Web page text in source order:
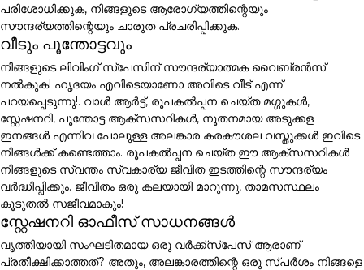
പരിശോധിക്കുക, നിങ്ങളുടെ ആരോഗ്യത്തിന്റെയും
സൗന്ദര്യത്തിന്റെയും ചാരുത പ്രചരിപ്പിക്കുക.
വീടും പൂന്തോട്ടവും
നിങ്ങളുടെ ലിവിംഗ് സ്പേസിന് സൗന്ദര്യാത്മക വൈബ്രൻസ്
നൽകുക! ഹൃദയം എവിടെയാണോ അവിടെ വീട് എന്ന്
പറയപ്പെടുന്നു!. വാൾ ആർട്ട്, രൂപകൽപ്പന ചെയ്ത മഗ്ഗുകൾ,
സ്റ്റേഷനറി, പൂന്തോട്ട ആക്സസറികൾ, നൂതനമായ അടുക്കള
ഇനങ്ങൾ എന്നിവ പോലുള്ള അലങ്കാര കരകൗശല വസ്തുക്കൾ ഇവിടെ
നിങ്ങൾക്ക് കണ്ടെത്താം. രൂപകൽപ്പന ചെയ്ത ഈ ആക്സസറികൾ
നിങ്ങളുടെ സ്വന്തം സ്വകാര്യ ജീവിത ഇടത്തിന്റെ സൗന്ദര്യം
വർദ്ധിപ്പിക്കും. ജീവിതം ഒരു കലയായി മാറുന്നു, താമസസ്ഥലം
കൂടുതൽ സജീവമാകും!
സ്റ്റേഷനറി ഓഫീസ് സാധനങ്ങൾ
വൃത്തിയായി സംഘടിതമായ ഒരു വർക്ക്സ്പേസ് ആരാണ്
പ്രതീക്ഷിക്കാത്തത്? അതും, അലങ്കാരത്തിന്റെ ഒരു സ്പർശം നിങ്ങളെ